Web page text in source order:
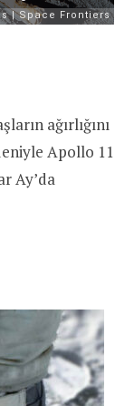
ağırlığını
Apollo 11
Ay’da